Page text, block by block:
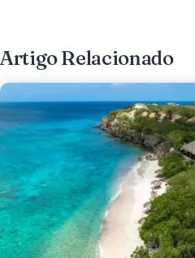
Artigo Relacionado